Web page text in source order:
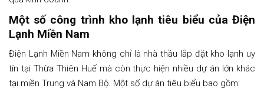
Một số công trình kho lạnh tiêu biểu của Điện
Lạnh Miền Nam
Điện Lạnh Miền Nam không chỉ là nhà thầu lắp đặt kho lạnh uy
tín tại Thừa Thiên Huế mà còn thực hiện nhiều dự án lớn khác
tại miền Trung và Nam Bộ. Một số dự án tiêu biểu bao gồm: